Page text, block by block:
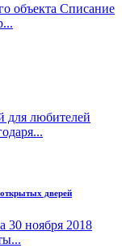
объекта Списание
для любителей
дверей
30 ноября 2018